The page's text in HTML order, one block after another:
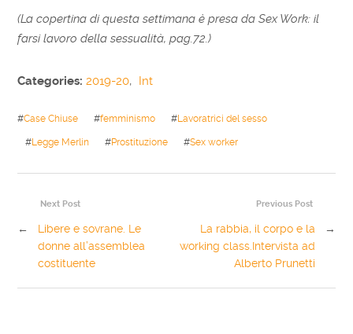
(La copertina di questa settimana è presa daSex Work: il
farsi lavoro della sessualità, pag.72.)
Categories:2019-20, Int
#Case Chiuse #femminismo #Lavoratrici del sesso
#Legge Merlin #Prostituzione #Sex worker
Previous Post
La rabbia, il corpo e la
working class.Intervista ad
Alberto Prunetti
→
Next Post
←
Libere e sovrane. Le
donne all’assemblea
costituente